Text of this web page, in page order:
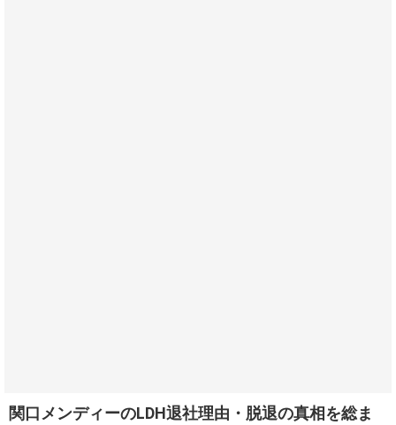
関口メンディーのLDH退社理由・脱退の真相を総ま